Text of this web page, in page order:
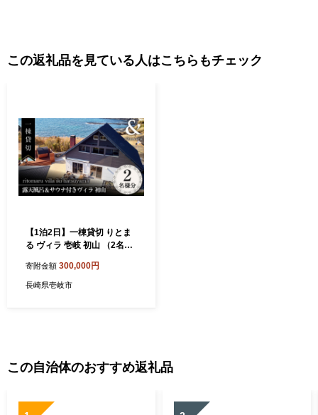
この返礼品を見ている人はこちらもチェック
【1泊2日】一棟貸切 りとま
る ヴィラ 壱岐 初山 （2名様
とまる】[JFA003] 長崎 観光
宿泊 ホテル 貸切 300000 30
寄附金額 300,000円
長崎県壱岐市
この自治体のおすすめ返礼品